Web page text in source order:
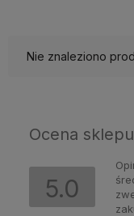
Nie znaleziono
Ocena sklepu
5.0